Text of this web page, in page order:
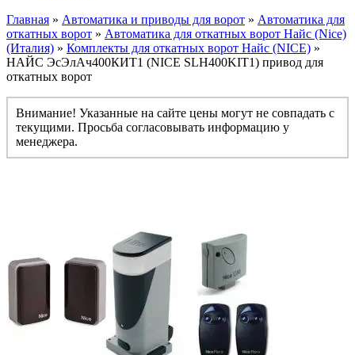
Главная » Автоматика и приводы для ворот » Автоматика для
откатных ворот » Автоматика для откатных ворот Найс (Nice)
(Италия) » Комплекты для откатных ворот Найс (NICE) »
НАЙС ЭсЭлАч400КИТ1 (NICE SLH400KIT1) привод для
откатных ворот
Внимание! Указанные на сайте цены могут не совпадать с
текущими. Просьба согласовывать информацию у
менеджера.